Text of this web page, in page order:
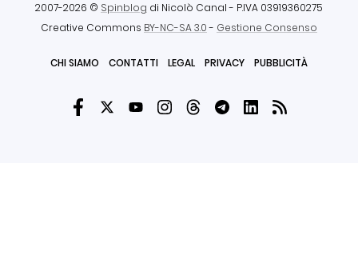
2007-2026 © Spinblog di Nicolò Canal - P.IVA 03919360275
Creative Commons BY-NC-SA 3.0- Gestione Consenso
CHI SIAMO CONTATTI LEGAL PRIVACY PUBBLICITÀ